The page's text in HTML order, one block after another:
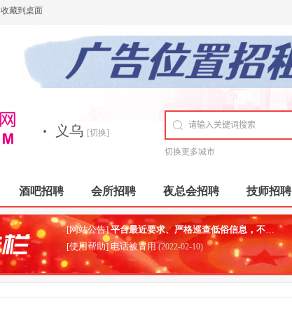
收藏到桌面
· 义乌 [切换]
切换更多城市
酒吧招聘 会所招聘 夜总会招聘 技师招聘
[网站公告]平台最近要求、严格巡查低俗信息，不良信息等等问题！按照网信部门工作，要求巡查平台
[使用帮助] 电话被冒用 (2022-02-10)